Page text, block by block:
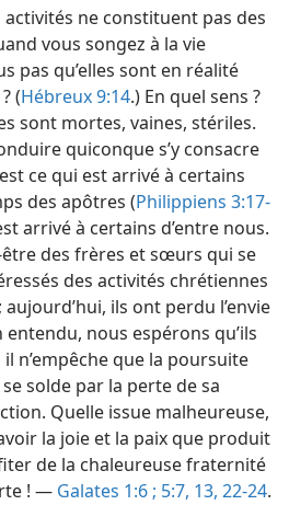
ne constituent pas des
vous songez à la vie
pas qu’elles sont en réalité
(Hébreux 9:14.) En quel sens ?
sont mortes, vaines, stériles.
quiconque s’y consacre
ce qui est arrivé à certains
des apôtres (Philippiens 3:17-
arrivé à certains d’entre nous.
des frères et sœurs qui se
des activités chrétiennes
ils ont perdu l’envie
entendu, nous espérons qu’ils
n’empêche que la poursuite
solde par la perte de sa
Quelle issue malheureuse,
la joie et la paix que produit
de la chaleureuse fraternité
! — Galates 1:6 ; 5:7, 13, 22-24.